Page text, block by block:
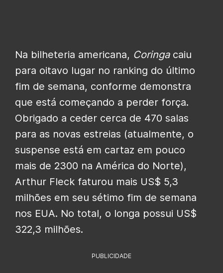
Na bilheteria americana, Coringacaiu
para oitavo lugar no ranking do último
fim de semana, conforme demonstra
que está começando a perder força.
Obrigado a ceder cerca de 470 salas
para as novas estreias (atualmente, o
suspense está em cartaz em pouco
mais de 2300 na América do Norte),
Arthur Fleck faturou mais US$ 5,3
milhões em seu sétimo fim de semana
nos EUA. No total, o longa possui US$
322,3 milhões.
PUBLICIDADE